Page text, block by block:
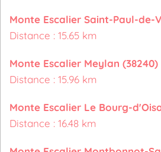
Monte Escalier Saint-Paul-de-
Distance : 15.65 km
Monte Escalier Meylan (38240)
Distance : 15.96 km
Monte Escalier Le Bourg-
Distance : 16.48 km